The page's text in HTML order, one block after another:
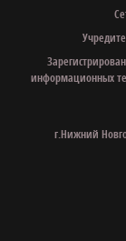
информационных
г.Нижний